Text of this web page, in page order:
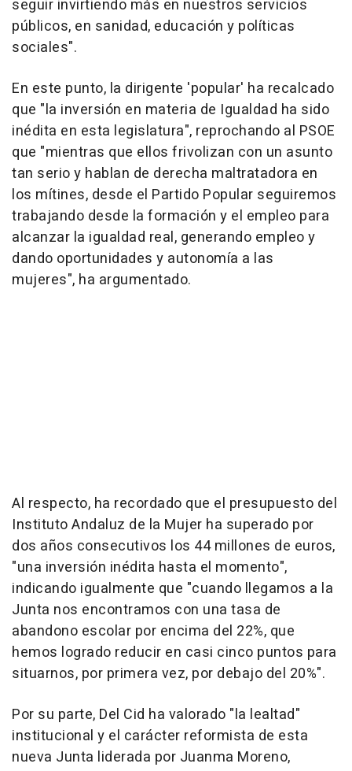
seguir invirtiendo más en nuestros servicios
públicos, en sanidad, educación y políticas
sociales".
En este punto, la dirigente 'popular' ha recalcado
que "la inversión en materia de Igualdad ha sido
inédita en esta legislatura", reprochando al PSOE
que "mientras que ellos frivolizan con un asunto
tan serio y hablan de derecha maltratadora en
los mítines, desde el Partido Popular seguiremos
trabajando desde la formación y el empleo para
alcanzar la igualdad real, generando empleo y
dando oportunidades y autonomía a las
mujeres", ha argumentado.
Al respecto, ha recordado que el presupuesto del
Instituto Andaluz de la Mujer ha superado por
dos años consecutivos los 44 millones de euros,
"una inversión inédita hasta el momento",
indicando igualmente que "cuando llegamos a la
Junta nos encontramos con una tasa de
abandono escolar por encima del 22%, que
hemos logrado reducir en casi cinco puntos para
situarnos, por primera vez, por debajo del 20%".
Por su parte, Del Cid ha valorado "la lealtad"
institucional y el carácter reformista de esta
nueva Junta liderada por Juanma Moreno,